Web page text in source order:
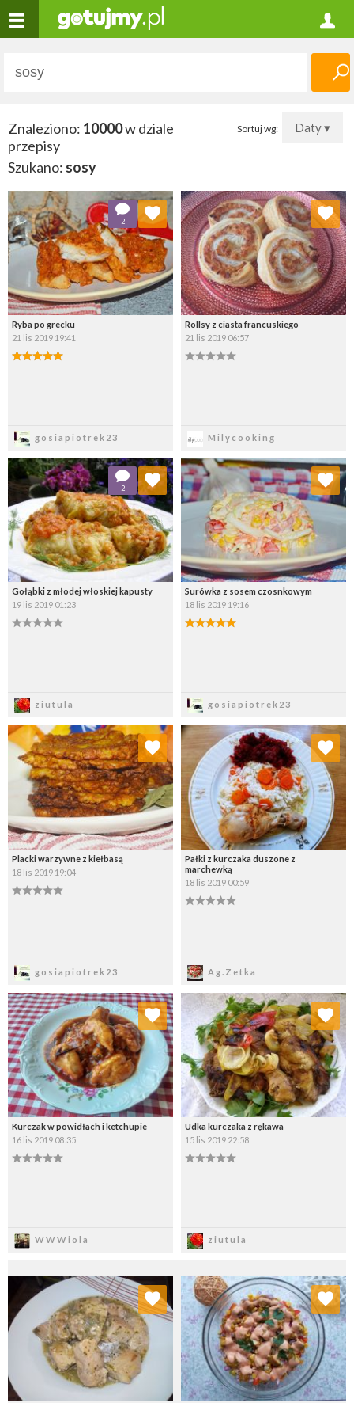
Sortuj wg: Daty ▾
Znaleziono: 10000w dziale
przepisy
Szukano: sosy
Ryba po grecku
21 lis 2019 19:41
gosiapiotrek23
2
Dodaj do ulubionych
Wybierz listę:
Rollsy z ciasta francuskiego
21 lis 2019 06:57
Milycooking
Dodaj do ulubionych
Wybierz listę:
Gołąbki z młodej włoskiej kapusty
19 lis 2019 01:23
ziutula
2
Dodaj do ulubionych
Wybierz listę:
Surówka z sosem czosnkowym
18 lis 2019 19:16
gosiapiotrek23
Dodaj do ulubionych
Wybierz listę:
Placki warzywne z kiełbasą
18 lis 2019 19:04
gosiapiotrek23
Dodaj do ulubionych
Wybierz listę:
Pałki z kurczaka duszone z
marchewką
18 lis 2019 00:59
Ag.Zetka
Dodaj do ulubionych
Wybierz listę:
Kurczak w powidłach i ketchupie
16 lis 2019 08:35
WWWiola
Dodaj do ulubionych
Wybierz listę:
Udka kurczaka z rękawa
15 lis 2019 22:58
ziutula
Dodaj do ulubionych
Wybierz listę:
Dodaj do ulubionych
Wybierz listę:
Dodaj do ulubionych
Wybierz listę: